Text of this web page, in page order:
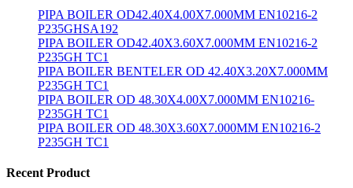
PIPA BOILER OD42.40X4.00X7.000MM EN10216-2
P235GHSA192
PIPA BOILER OD42.40X3.60X7.000MM EN10216-2
P235GH TC1
PIPA BOILER BENTELER OD 42.40X3.20X7.000MM
P235GH TC1
PIPA BOILER OD 48.30X4.00X7.000MM EN10216-
P235GH TC1
PIPA BOILER OD 48.30X3.60X7.000MM EN10216-2
P235GH TC1
Recent Product